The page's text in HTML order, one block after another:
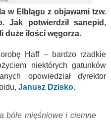
w Elblągu z objawami tzw.
Jak potwierdził sanepid,
duże ilości węgorza.
Haff – bardzo rzadkie
niektórych gatunków
opowiedział dyrektor
Janusz Dzisko.
bóle mięśniowe i ciemne